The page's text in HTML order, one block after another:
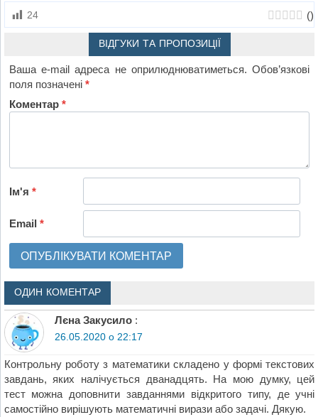
24 ()
ВІДГУКИ ТА ПРОПОЗИЦІЇ
Ваша e-mail адреса не оприлюднюватиметься. Обов’язкові
поля позначені*
Коментар*
Ім'я*
Email*
ОДИН КОМЕНТАР
Лєна Закусило :
26.05.2020 о 22:17
Контрольну роботу з математики складено у формі текстових
завдань, яких налічується дванадцять. На мою думку, цей
тест можна доповнити завданнями відкритого типу, де учні
самостійно вирішують математичні вирази або задачі. Дякую.